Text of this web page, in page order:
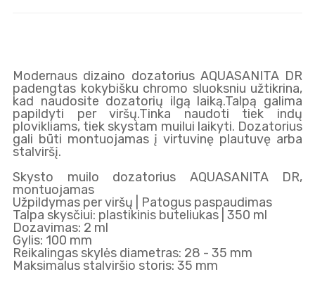
Modernaus dizaino dozatorius AQUASANITA DR
padengtas kokybišku chromo sluoksniu užtikrina,
kad naudosite dozatorių ilgą laiką.Talpą galima
papildyti per viršų.Tinka naudoti tiek indų
plovikliams, tiek skystam muilui laikyti. Dozatorius
gali būti montuojamas į virtuvinę plautuvę arba
stalviršį.
Skysto muilo dozatorius AQUASANITA DR,
montuojamas
Užpildymas per viršų | Patogus paspaudimas
Talpa skysčiui: plastikinis buteliukas | 350 ml
Dozavimas: 2 ml
Gylis: 100 mm
Reikalingas skylės diametras: 28 - 35 mm
Maksimalus stalviršio storis: 35 mm